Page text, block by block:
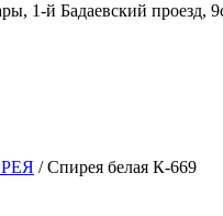
1-й Бадаевский проезд,
/Спирея белая К-669